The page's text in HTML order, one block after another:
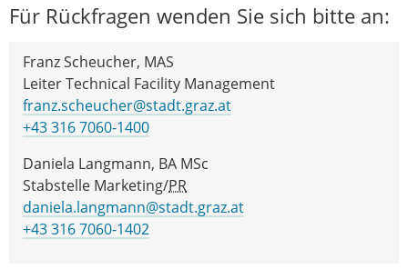
Für Rückfragen wenden Sie sich bitte an:
Franz Scheucher, MAS
Leiter Technical Facility Management
franz.scheucher@stadt.graz.at
+43 316 7060-1400
Daniela Langmann, BA MSc
Stabstelle Marketing/PR
daniela.langmann@stadt.graz.at
+43 316 7060-1402